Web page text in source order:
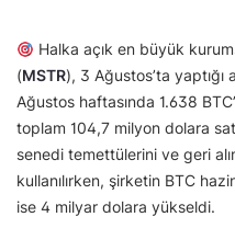
Halka açık en büyük
(MSTR), 3 Ağustos’ta
Ağustos haftasında 1.638
toplam 104,7 milyon dolara
senedi temettülerini ve geri
kullanılırken, şirketin BTC
ise 4 milyar dolara yükseldi.